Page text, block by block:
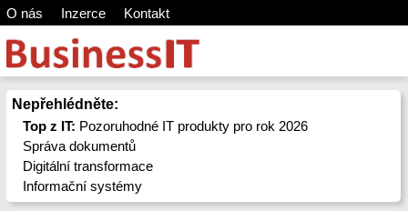
O nás Inzerce Kontakt
Nepřehlédněte:
Top z IT: Pozoruhodné IT produkty pro rok 2026
Správa dokumentů
Digitální transformace
Informační systémy